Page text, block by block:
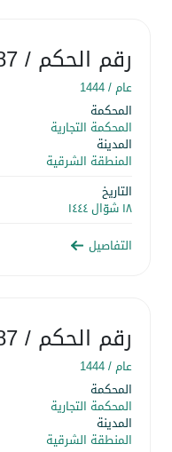
رقم الحكم/ 4430577887
عام /1444
المحكمة
المحكمة التجارية
المدينة
المنطقة الشرقية
التاريخ
١٨ شوّال ١٤٤٤
التفاصيل
رقم الحكم/ 4430577887
عام /1444
المحكمة
المحكمة التجارية
المدينة
المنطقة الشرقية